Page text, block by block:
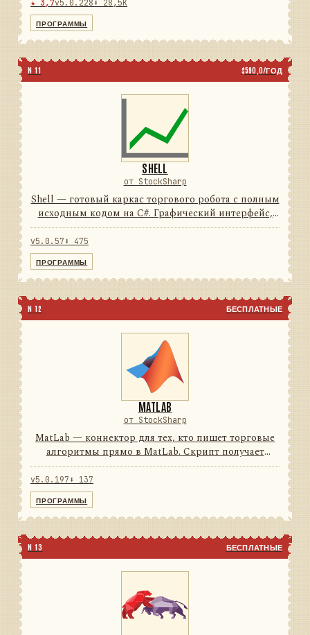
74подключений5типов свечей...
★ 3,7v5.0.228 ⬇ 28,5K
ПРОГРАММЫ
N 11 $590,0/ГОД
SHELL
от StockSharp
Shell — готовый каркас торгового робота с полным
исходным кодом на C#. Графический интерфейс,
подключения, тестирование и отчёты уже
написаны: от вас нужен только алгоритм.
74подключений100%исход...
v5.0.57 ⬇ 475
ПРОГРАММЫ
N 12 БЕСПЛАТНЫЕ
MATLAB
от StockSharp
MatLab — коннектор для тех, кто пишет торговые
алгоритмы прямо в MatLab. Скрипт получает
рыночные данные в реальном времени и
отправляет заявки, не выходя из привычной среды.
74подключений0строк на ...
v5.0.197 ⬇ 137
ПРОГРАММЫ
N 13 БЕСПЛАТНЫЕ